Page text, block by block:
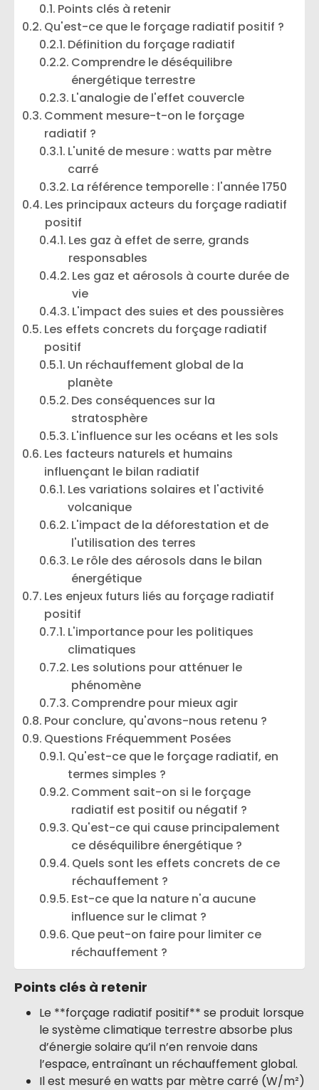
Points clés à retenir
Qu'est-ce que le forçage radiatif positif ?
Définition du forçage radiatif
Comprendre le déséquilibre
énergétique terrestre
L'analogie de l'effet couvercle
Comment mesure-t-on le forçage
radiatif ?
L'unité de mesure : watts par mètre
carré
La référence temporelle : l'année 1750
Les principaux acteurs du forçage radiatif
positif
Les gaz à effet de serre, grands
responsables
Les gaz et aérosols à courte durée de
vie
L'impact des suies et des poussières
Les effets concrets du forçage radiatif
positif
Un réchauffement global de la
planète
Des conséquences sur la
stratosphère
L'influence sur les océans et les sols
Les facteurs naturels et humains
influençant le bilan radiatif
Les variations solaires et l'activité
volcanique
L'impact de la déforestation et de
l'utilisation des terres
Le rôle des aérosols dans le bilan
énergétique
Les enjeux futurs liés au forçage radiatif
positif
L'importance pour les politiques
climatiques
Les solutions pour atténuer le
phénomène
Comprendre pour mieux agir
Pour conclure, qu'avons-nous retenu ?
Questions Fréquemment Posées
Qu'est-ce que le forçage radiatif, en
termes simples ?
Comment sait-on si le forçage
radiatif est positif ou négatif ?
Qu'est-ce qui cause principalement
ce déséquilibre énergétique ?
Quels sont les effets concrets de ce
réchauffement ?
Est-ce que la nature n'a aucune
influence sur le climat ?
Que peut-on faire pour limiter ce
réchauffement ?
Points clés à retenir
Le **forçage radiatif positif** se produit lorsque
le système climatique terrestre absorbe plus
d’énergie solaire qu’il n’en renvoie dans
l’espace, entraînant un réchauffement global.
Il est mesuré en watts par mètre carré (W/m²)